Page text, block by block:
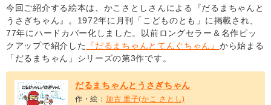
今回ご紹介する絵本は、かこさとしさんによる『だるまちゃんと
うさぎちゃん』。1972年に月刊「こどものとも」に掲載され、
77年にハードカバー化しました。以前ロングセラー＆名作ピッ
クアップで紹介した
『だるまちゃんとてんぐちゃん』 から始まる
「だるまちゃん」シリーズの第3作です。
だるまちゃんとうさぎちゃん
作・絵： 加古 里子(かこ さとし)